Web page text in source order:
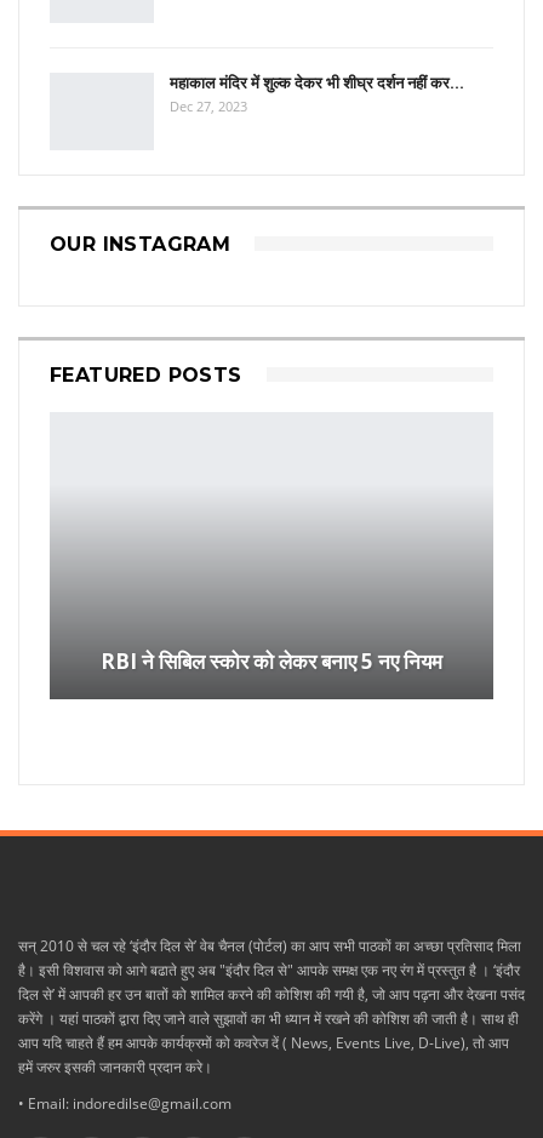
महाकाल मंदिर में शुल्क देकर भी शीघ्र दर्शन नहीं कर…
Dec 27, 2023
OUR INSTAGRAM
FEATURED POSTS
RBI ने सिबिल स्कोर को लेकर बनाए 5 नए नियम
सन् 2010 से चल रहे ‘इंदौर दिल से’ वेब चैनल (पोर्टल) का आप सभी पाठकों का अच्छा प्रतिसाद मिला
है। इसी विशवास को आगे बढाते हुए अब "इंदौर दिल से" आपके समक्ष एक नए रंग में प्रस्तुत है । ‘इंदौर
दिल से’ में आपकी हर उन बातों को शामिल करने की कोशिश की गयी है, जो आप पढ़ना और देखना पसंद
करेंगे । यहां पाठकों द्वारा दिए जाने वाले सुझावों का भी ध्यान में रखने की कोशिश की जाती है। साथ ही
आप यदि चाहते हैं हम आपके कार्यक्रमों को कवरेज दें ( News, Events Live, D-Live), तो आप
हमें जरुर इसकी जानकारी प्रदान करे।
• Email: indoredilse@gmail.com